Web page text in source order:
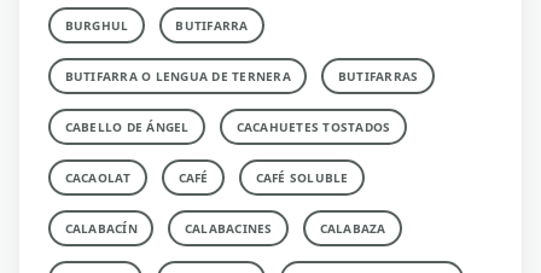
BURGHUL BUTIFARRA
BUTIFARRA O LENGUA DE TERNERA BUTIFARRAS
CABELLO DE ÁNGEL CACAHUETES TOSTADOS
CACAOLAT CAFÉ CAFÉ SOLUBLE
CALABACÍN CALABACINES CALABAZA